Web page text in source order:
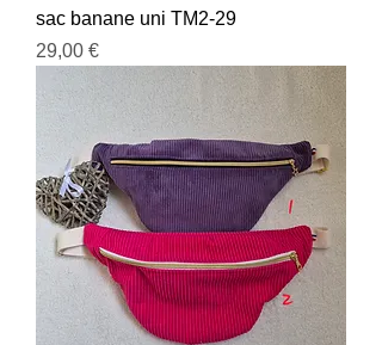
sac banane uni TM2-29
Prix
29,00 €